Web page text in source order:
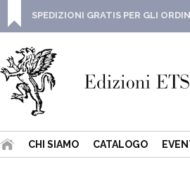
SPEDIZIONI GRATIS PER GLI
CHI SIAMO CATALOGO